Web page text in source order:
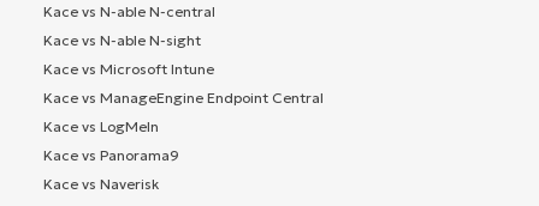
Kace vs N-able N-central
Kace vs N-able N-sight
Kace vs Microsoft Intune
Kace vs ManageEngine Endpoint Central
Kace vs LogMeIn
Kace vs Panorama9
Kace vs Naverisk